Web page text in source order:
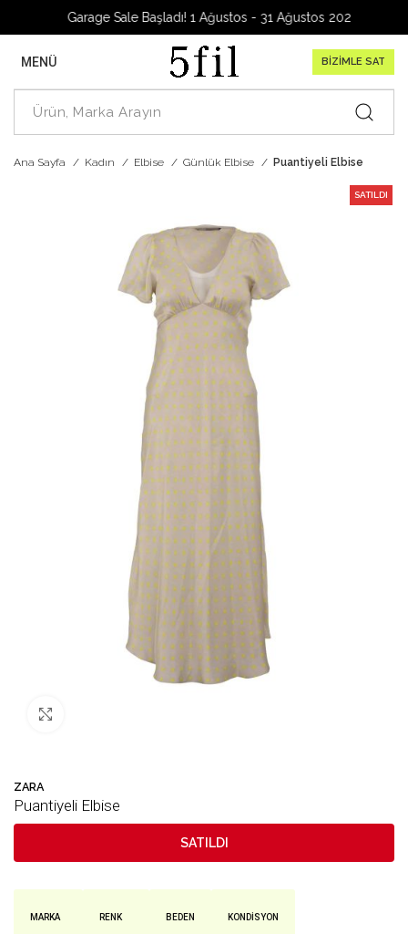
Garage Sale Başladı! 1 Ağustos - 31 Ağustos 2026
MENÜ BİZİMLE SAT
Ana Sayfa Kadın Elbise Günlük Elbise Puantiyeli Elbise
SATILDI
ZARA
Puantiyeli Elbise
SATILDI
MARKA RENK BEDEN KONDISYON